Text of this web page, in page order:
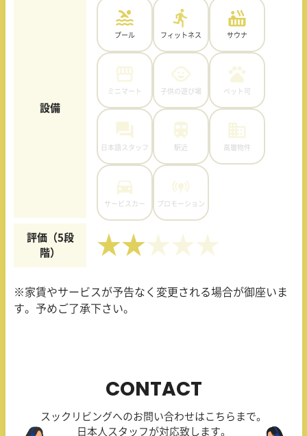
設備
プール フィットネス サウナ
ミニマート 子供の遊び場 ペット可
日本語スタッフ 駅近 高層物件
サービスカー プロモーション
評価（5段
階）
★★
※家賃やサービスが予告なく変更される場合が御座いま
す。予めご了承下さい。
CONTACT
スックリビングへのお問い合わせはこちらまで。
日本人スタッフが対応致します。